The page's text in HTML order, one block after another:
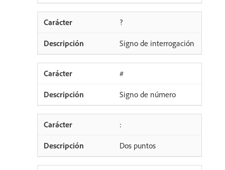
?
Signo de interrogación
#
Signo de número
:
Dos puntos